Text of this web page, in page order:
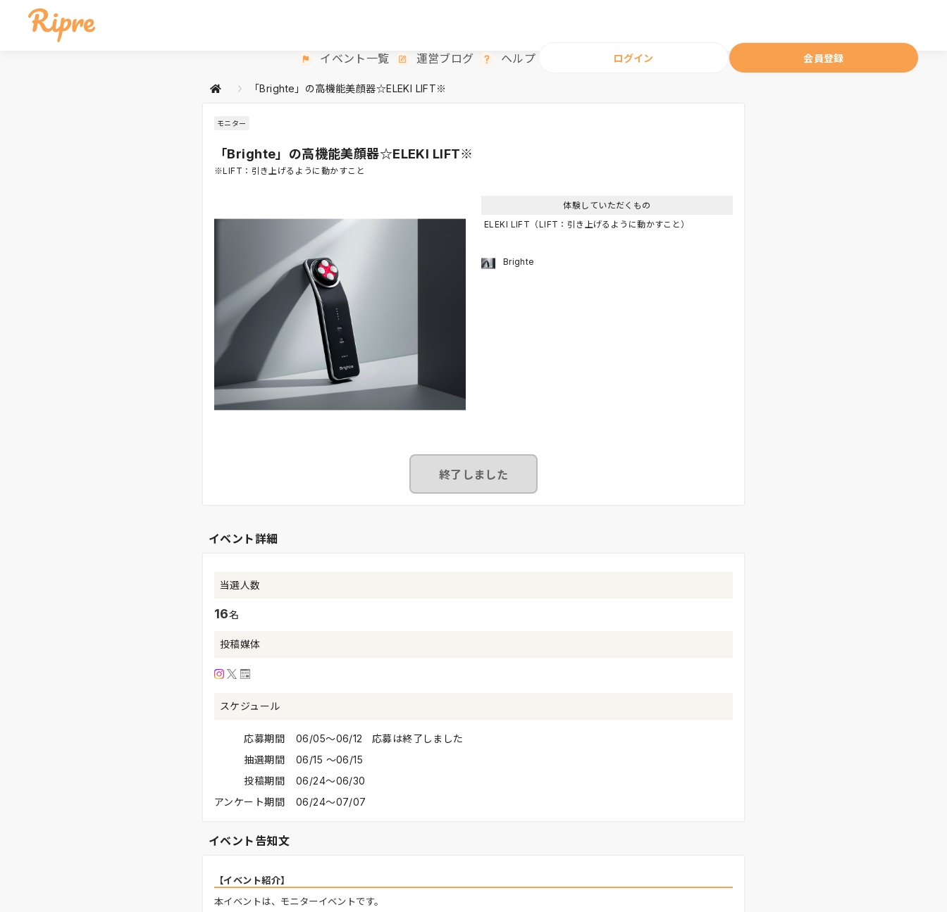
イベント一覧 運営ブログ ヘルプ ログイン 会員登録
「Brighte」の高機能美顔器☆ELEKI LIFT※
モニター
「Brighte」の高機能美顔器☆ELEKI LIFT※
※LIFT：引き上げるように動かすこと
体験していただくもの
ELEKI LIFT（LIFT：引き上げるように動かすこと）
Brighte
終了しました
イベント詳細
当選人数
16名
投稿媒体
スケジュール
応募期間
06/05〜06/12 応募は終了しました
抽選期間
06/15 〜06/15
投稿期間
06/24〜06/30
アンケート期間
06/24〜07/07
イベント告知文
【イベント紹介】
本イベントは、モニターイベントです。